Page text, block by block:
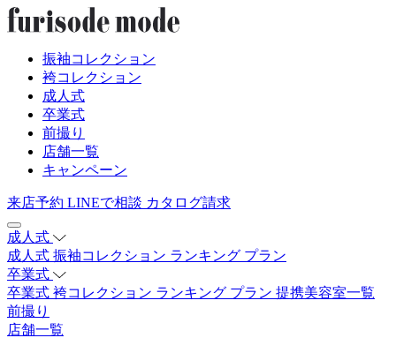
振袖コレクション
袴コレクション
成人式
卒業式
前撮り
店舗一覧
キャンペーン
来店予約 LINEで相談 カタログ請求
成人式
成人式 振袖コレクション ランキング プラン
卒業式
卒業式 袴コレクション ランキング プラン 提携美容室一覧
前撮り
店舗一覧